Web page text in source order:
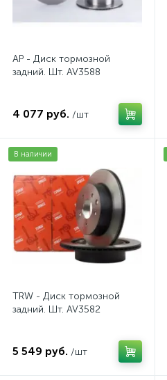
AP - Диск тормозной
задний. Шт. AV3588
4 077 руб. /шт
В наличии
TRW - Диск тормозной
задний. Шт. AV3582
5 549 руб. /шт